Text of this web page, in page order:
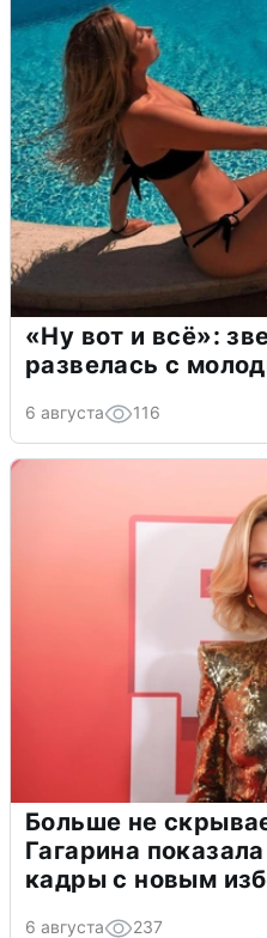
«Ну вот и всё»:
развелась с
6 августа 116
Больше не
Гагарина
кадры с новым
6 августа 237